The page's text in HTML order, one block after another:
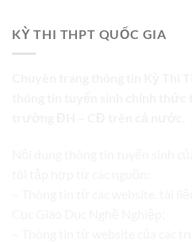
KỲ THI THPT QUỐC GIA